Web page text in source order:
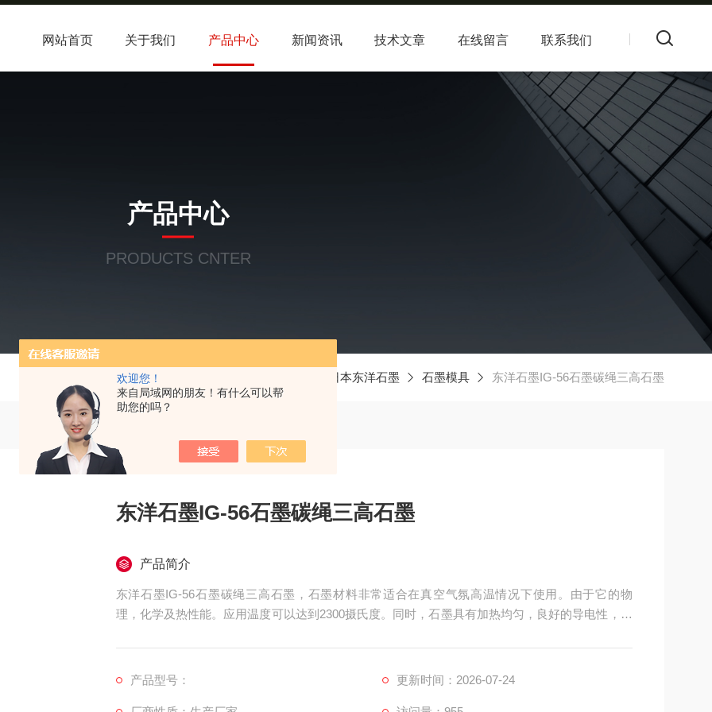
欢迎您！
来自局域网的朋友！有什么可以帮
助您的吗？
网站首页 关于我们 产品中心 新闻资讯 技术文章 在线留言 联系我们
产品中心
PRODUCTS CNTER
当前位置： 日本东洋石墨 石墨模具 东洋石墨IG-56石墨碳绳三高石墨
东洋石墨IG-56石墨碳绳三高石墨
产品简介
东洋石墨IG-56石墨碳绳三高石墨，石墨材料非常适合在真空气氛高温情况下使用。由于它的物
理，化学及热性能。应用温度可以达到2300摄氏度。同时，石墨具有加热均匀，良好的导电性，高
产品型号： 更新时间：2026-07-24